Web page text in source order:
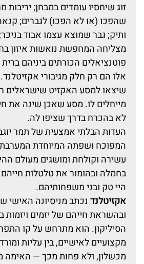
זוג שיחסיו עומדים במבחן; יריבות
שהפכו (או לא הפכו) לגברים;
ותיק; גבר שמוצא עצמו אבוד
מצליחה המחפשת נואשות איזון
פוטנציאלים הכורתים ביניהם
אלו הם רק חלק מגיבורי
שיצאו למסע האקזיט שישראלים
מייחלים לו. מסע שאכן שינה את
לא בהכרח בדרך שציפו לה.
העדות הבלתי אמצעית של תמר
המפוכח ושפתה המיוחדת המערבת
עשירה וקולחת ומושגים מעולם
בחמלה ובהומור את טלטלות חייהם
היי טק ובני משפחותיהם.
אקזיטלנד נכתב מניסיונה האישי
ובהשראת חייהם של יזמים
הסיליקון. הוא מתרחש על קו התפר
מקצועיים לאישיים, בין עליות
מכשלון, ולא פחות מכך —